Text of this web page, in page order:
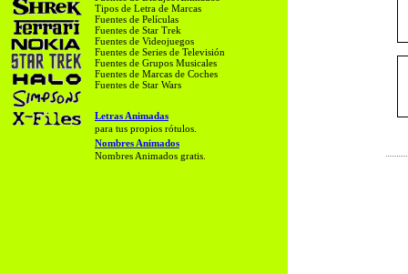
Tipos de Letra de Marcas
Fuentes de Películas
Fuentes de Star Trek
Fuentes de Videojuegos
Fuentes de Series de Televisión
Fuentes de Grupos Musicales
Fuentes de Marcas de Coches
Fuentes de Star Wars
Letras Animadas
para tus propios rótulos.
Nombres Animados
Nombres Animados gratis.